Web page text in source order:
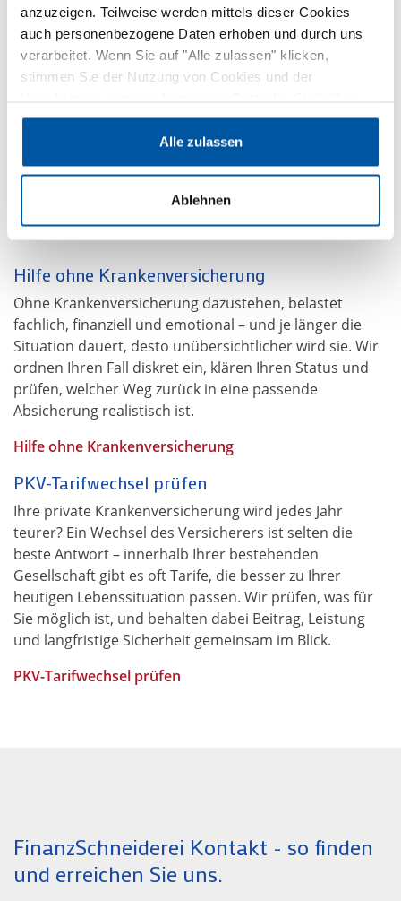
anzuzeigen. Teilweise werden mittels dieser Cookies
auch personenbezogene Daten erhoben und durch uns
verarbeitet. Wenn Sie auf "Alle zulassen" klicken,
stimmen Sie der Nutzung von Cookies und der
Werbung und externe Medien zu. Sie können diese
Einstellungen jederzeit wieder ändern. Wenn Sie auf
„Ablehnen“ klicken, beschränken wir uns auf die
zur Verarbeitung personenbezogener Daten auf dieser
Website finden Sie unterDatenschutz.
Alle zulassen
Ablehnen
Wenn Sie im Ausland leben, remote arbeiten oder
zwischen mehreren Ländern wechseln, reicht ein
Standardtarif meist nicht aus. Entscheidend sind
Geltungsbereich, Laufzeit, Gesundheitsfragen und die
Frage, was bei einer Rückkehr nach Deutschland gilt.
Wir vergleichen internationale Lösungen und achten
Internationale Krankenversicherung vergleichen
Hilfe ohne Krankenversicherung
Ohne Krankenversicherung dazustehen, belastet
fachlich, finanziell und emotional – und je länger die
Situation dauert, desto unübersichtlicher wird sie. Wir
ordnen Ihren Fall diskret ein, klären Ihren Status und
prüfen, welcher Weg zurück in eine passende
Absicherung realistisch ist.
Hilfe ohne Krankenversicherung
PKV-Tarifwechsel prüfen
Ihre private Krankenversicherung wird jedes Jahr
teurer? Ein Wechsel des Versicherers ist selten die
beste Antwort – innerhalb Ihrer bestehenden
Gesellschaft gibt es oft Tarife, die besser zu Ihrer
heutigen Lebenssituation passen. Wir prüfen, was für
Sie möglich ist, und behalten dabei Beitrag, Leistung
und langfristige Sicherheit gemeinsam im Blick.
PKV-Tarifwechsel prüfen
FinanzSchneiderei Kontakt - so finden
und erreichen Sie uns.